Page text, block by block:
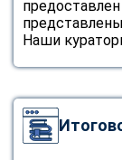
Наши